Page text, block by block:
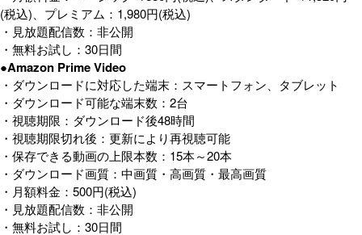
(税込)、プレミアム：1,980円(税込)
・見放題配信数：非公開
・無料お試し：30日間
●Amazon Prime Video
・ダウンロードに対応した端末：スマートフォン、タブレット
・ダウンロード可能な端末数：2台
・視聴期限：ダウンロード後48時間
・視聴期限切れ後：更新により再視聴可能
・保存できる動画の上限本数：15本～20本
・ダウンロード画質：中画質・高画質・最高画質
・月額料金：500円(税込)
・見放題配信数：非公開
・無料お試し：30日間